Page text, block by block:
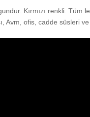
Kırmızı renkli.
Avm, ofis, cadde süsleri